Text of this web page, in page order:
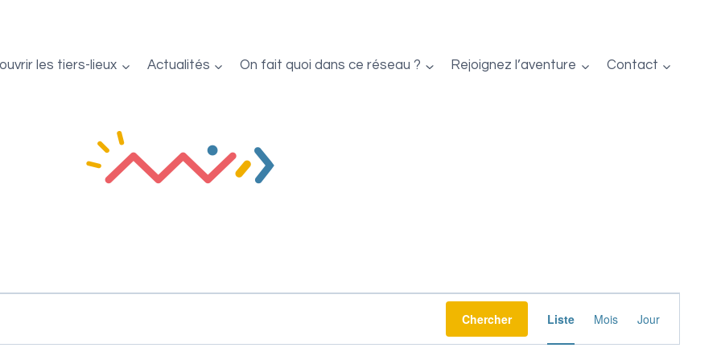
les tiers-lieux Actualités On fait quoi dans ce réseau ? Rejoignez l’aventure Contact
Chercher Liste Mois Jour